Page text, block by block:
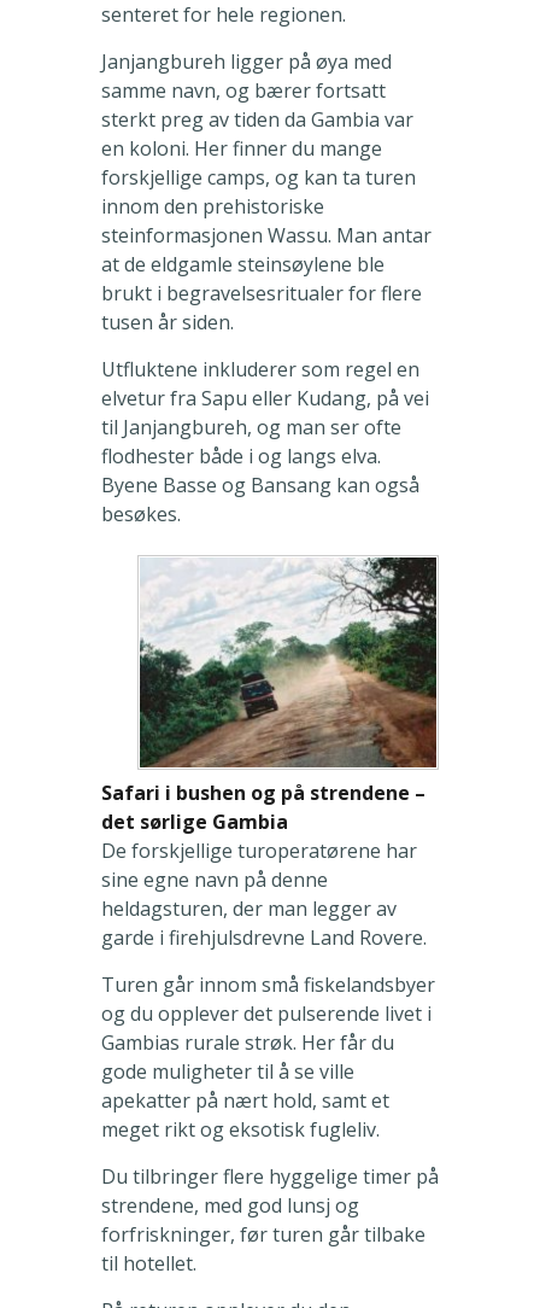
senteret for hele regionen.
Janjangbureh ligger på øya med
samme navn, og bærer fortsatt
sterkt preg av tiden da Gambia var
en koloni. Her finner du mange
forskjellige camps, og kan ta turen
innom den prehistoriske
steinformasjonen Wassu. Man antar
at de eldgamle steinsøylene ble
brukt i begravelsesritualer for flere
tusen år siden.
Utfluktene inkluderer som regel en
elvetur fra Sapu eller Kudang, på vei
til Janjangbureh, og man ser ofte
flodhester både i og langs elva.
Byene Basse og Bansang kan også
besøkes.
Safari i bushen og på strendene –
det sørlige Gambia
De forskjellige turoperatørene har
sine egne navn på denne
heldagsturen, der man legger av
garde i firehjulsdrevne Land Rovere.
Turen går innom små fiskelandsbyer
og du opplever det pulserende livet i
Gambias rurale strøk. Her får du
gode muligheter til å se ville
apekatter på nært hold, samt et
meget rikt og eksotisk fugleliv.
Du tilbringer flere hyggelige timer på
strendene, med god lunsj og
forfriskninger, før turen går tilbake
til hotellet.